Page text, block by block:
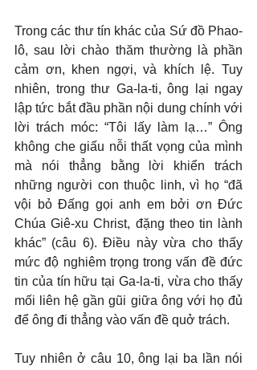
Trong các thư tín khác của Sứ đồ Phao-
lô, sau lời chào thăm thường là phần
cảm ơn, khen ngợi, và khích lệ. Tuy
nhiên, trong thư Ga-la-ti, ông lại ngay
lập tức bắt đầu phần nội dung chính với
lời trách móc: “Tôi lấy làm lạ…” Ông
không che giấu nỗi thất vọng của mình
mà nói thẳng bằng lời khiển trách
những người con thuộc linh, vì họ “đã
vội bỏ Đấng gọi anh em bởi ơn Đức
Chúa Giê-xu Christ, đặng theo tin lành
khác” (câu 6). Điều này vừa cho thấy
mức độ nghiêm trọng trong vấn đề đức
tin của tín hữu tại Ga-la-ti, vừa cho thấy
mối liên hệ gần gũi giữa ông với họ đủ
để ông đi thẳng vào vấn đề quở trách.
Tuy nhiên ở câu 10, ông lại ba lần nói